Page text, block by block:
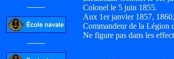
-------
-------
Colonel le 5 juin 1855.
Aux 1er janvier 1857,
Commandeur de la Légion
Ne figure pas dans les